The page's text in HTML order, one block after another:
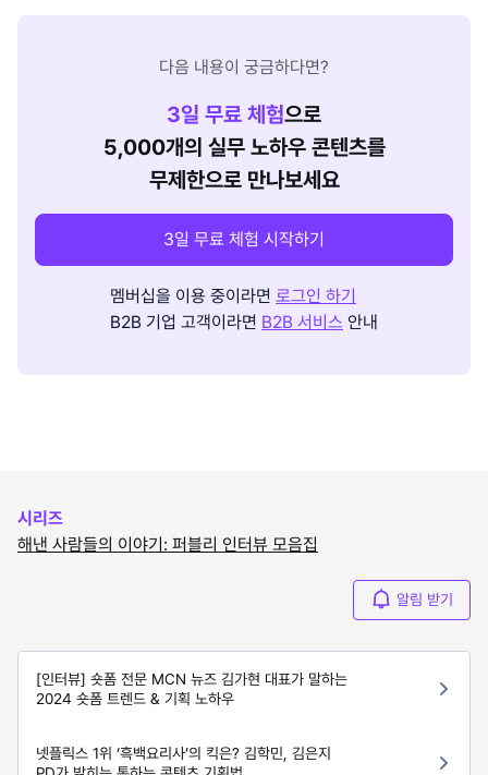
다음 내용이 궁금하다면?
3일 무료 체험으로
5,000개의 실무 노하우 콘텐츠를
무제한으로 만나보세요
3일 무료 체험 시작하기
멤버십을 이용 중이라면 로그인 하기
B2B 기업 고객이라면 B2B 서비스 안내
시리즈
해낸 사람들의 이야기: 퍼블리 인터뷰 모음집
알림 받기
[인터뷰] 숏폼 전문 MCN 뉴즈 김가현 대표가 말하는
2024 숏폼 트렌드 & 기획 노하우
넷플릭스 1위 ‘흑백요리사’의 킥은? 김학민, 김은지